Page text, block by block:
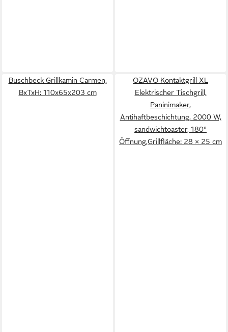
Buschbeck Grillkamin Carmen,
BxTxH: 110x65x203 cm
OZAVO Kontaktgrill XL
Elektrischer Tischgrill,
Paninimaker,
Antihaftbeschichtung, 2000 W,
sandwichtoaster, 180°
Öffnung,Grillfläche: 28 × 25 cm